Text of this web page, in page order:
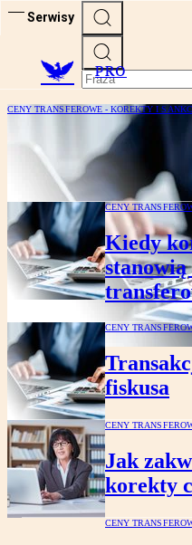
Serwisy
PRO
CENY TRANSFEROWE - KOREKTY I
Ceny transferowe
ukryte ryzyka
CENY
Kiedy
CENY
fiskusa
CENY
Jak
korekty
CENY